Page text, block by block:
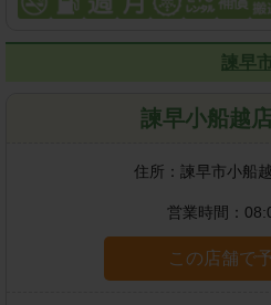
諫早
諫早小船越
住所： 諫早市小船
営業時間：
この店舗で